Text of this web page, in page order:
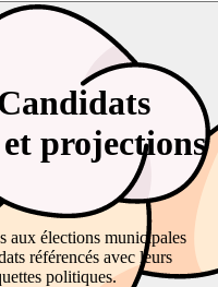
projections
aux élections municipales
référencés avec leurs
politiques.